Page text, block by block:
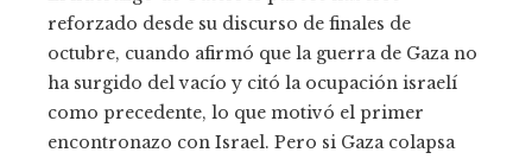
reforzado desde su discurso de finales de
octubre, cuando afirmó que la guerra de Gaza no
ha surgido del vacío y citó la ocupación israelí
como precedente, lo que motivó el primer
encontronazo con Israel. Pero si Gaza colapsa